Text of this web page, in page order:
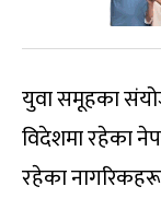
युवा समूहका
विदेशमा रहेका
रहेका